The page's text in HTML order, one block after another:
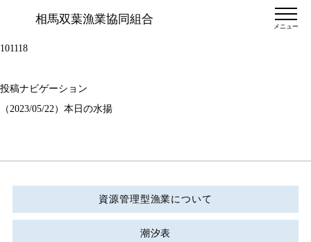
相馬双葉漁業協同組合
メニュー
101118
投稿ナビゲーション
（2023/05/22）本日の水揚
資源管理型漁業について
潮汐表